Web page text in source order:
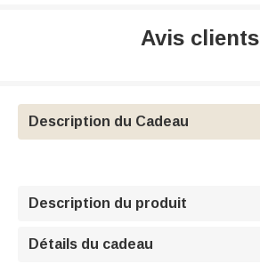
Avis clients
Description du Cadeau
Description du produit
Détails du cadeau